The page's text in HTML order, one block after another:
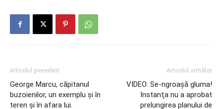
Articolul precedent
George Marcu, căpitanul
buzoienilor, un exemplu şi în
teren şi în afara lui.
Articolul următor
VIDEO: Se-ngroaşă gluma!
Instanţa nu a aprobat
prelungirea planului de